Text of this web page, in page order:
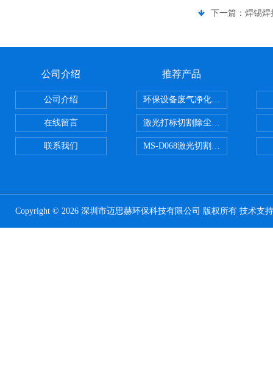
下一篇： 焊锡焊
公司介绍
公司介绍
在线留言
联系我们
推荐产品
环保设备废气净化处理设备
激光打标切割除尘设备
MS-D068激光切割亚克力烟雾净化
Copyright © 2026 深圳市迈思赫环保科技有限公司 版权所有 技术支